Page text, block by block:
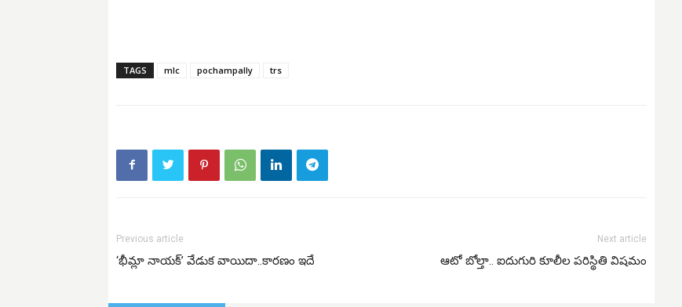
TAGS mlc pochampally trs
Previous article
‘భీమ్లా నాయక్’ వేడుక వాయిదా..కారణం ఇదే
Next article
ఆటో బోల్తా.. ఐదుగురి కూలీల పరిస్థితి విషమం